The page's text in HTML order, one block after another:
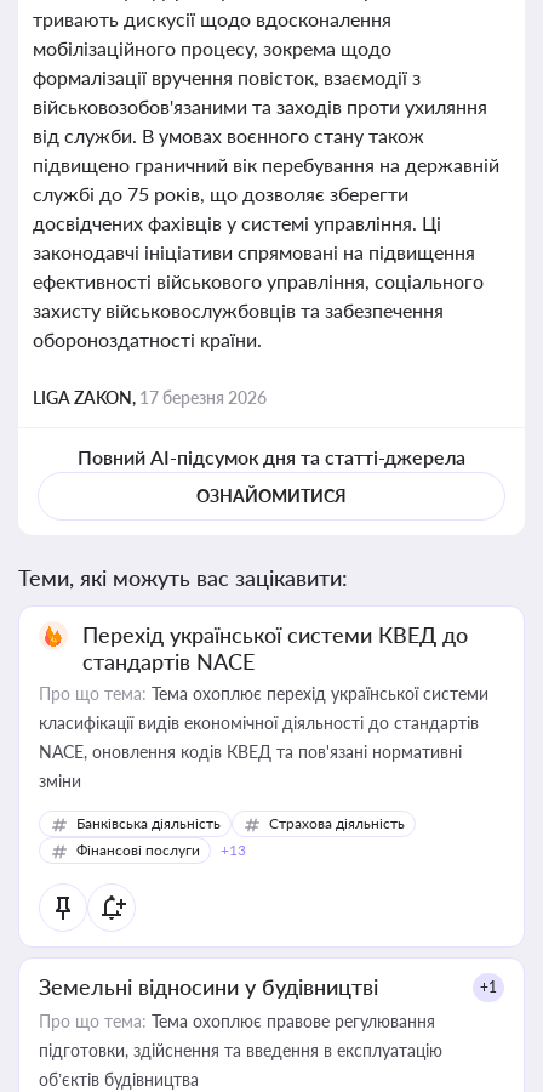
тривають дискусії щодо вдосконалення
мобілізаційного процесу, зокрема щодо
формалізації вручення повісток, взаємодії з
військовозобов'язаними та заходів проти ухиляння
від служби. В умовах воєнного стану також
підвищено граничний вік перебування на державній
службі до 75 років, що дозволяє зберегти
досвідчених фахівців у системі управління. Ці
законодавчі ініціативи спрямовані на підвищення
ефективності військового управління, соціального
захисту військовослужбовців та забезпечення
обороноздатності країни.
LIGA ZAKON, 17 березня 2026
Повний AI-підсумок дня та статті-джерела
ОЗНАЙОМИТИСЯ
Теми, які можуть вас зацікавити:
Перехід української системи КВЕД до
стандартів NACE
Про що тема: Тема охоплює перехід української системи
класифікації видів економічної діяльності до стандартів
NACE, оновлення кодів КВЕД та пов'язані нормативні
зміни
Банківська діяльність
Страхова діяльність
Фінансові послуги
+13
Земельні відносини у будівництві +1
Про що тема: Тема охоплює правове регулювання
підготовки, здійснення та введення в експлуатацію
об’єктів будівництва